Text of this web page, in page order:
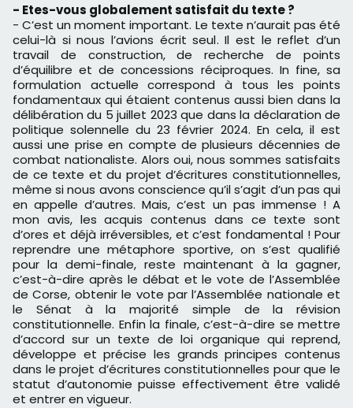
- Etes-vous globalement satisfait du texte ?
- C’est un moment important. Le texte n’aurait pas été
celui-là si nous l’avions écrit seul. Il est le reflet d’un
travail de construction, de recherche de points
d’équilibre et de concessions réciproques. In fine, sa
formulation actuelle correspond à tous les points
fondamentaux qui étaient contenus aussi bien dans la
délibération du 5 juillet 2023 que dans la déclaration de
politique solennelle du 23 février 2024. En cela, il est
aussi une prise en compte de plusieurs décennies de
combat nationaliste. Alors oui, nous sommes satisfaits
de ce texte et du projet d’écritures constitutionnelles,
même si nous avons conscience qu’il s’agit d’un pas qui
en appelle d’autres. Mais, c’est un pas immense ! A
mon avis, les acquis contenus dans ce texte sont
d’ores et déjà irréversibles, et c’est fondamental ! Pour
reprendre une métaphore sportive, on s’est qualifié
pour la demi-finale, reste maintenant à la gagner,
c’est-à-dire après le débat et le vote de l’Assemblée
de Corse, obtenir le vote par l’Assemblée nationale et
le Sénat à la majorité simple de la révision
constitutionnelle. Enfin la finale, c’est-à-dire se mettre
d’accord sur un texte de loi organique qui reprend,
développe et précise les grands principes contenus
dans le projet d’écritures constitutionnelles pour que le
statut d’autonomie puisse effectivement être validé
et entrer en vigueur.